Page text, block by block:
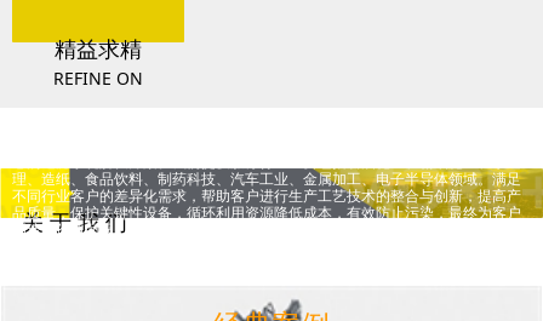
精益求精
REFINE ON
关 于 我 们
理、造纸、食品饮料、制药科技、汽车工业、金属加工、电子半导体领域。满足
不同行业客户的差异化需求，帮助客户进行生产工艺技术的整合与创新，提高产
品质量，保护关键性设备，循环利用资源降低成本，有效防止污染，最终为客户
创造高价值回报。